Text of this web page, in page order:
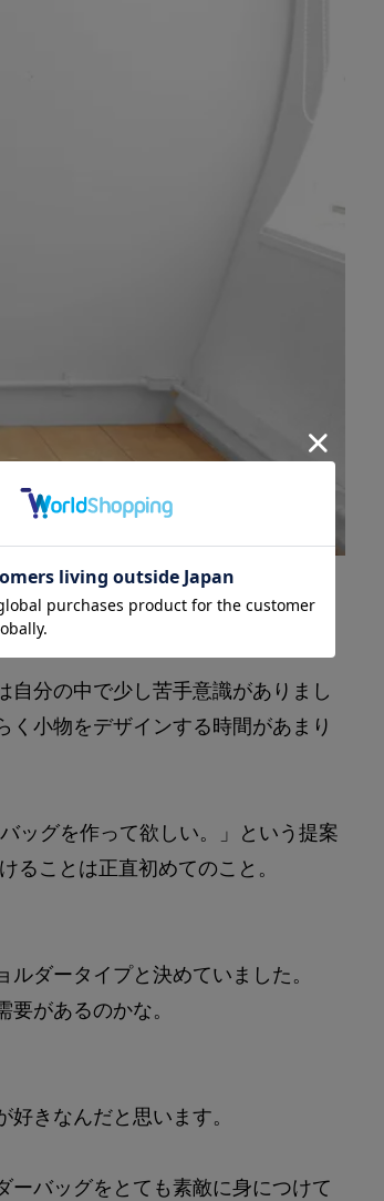
分の中で少し苦手意識がありまし
小物をデザインする時間があまり
ッグを作って欲しい。」という提案
ことは正直初めてのこと。
ダータイプと決めていました。
があるのかな。
きなんだと思います。
バッグをとても素敵に身につけて